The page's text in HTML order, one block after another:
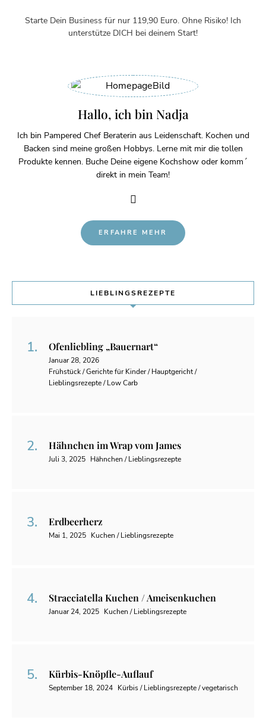
Starte Dein Business für nur 119,90 Euro. Ohne Risiko! Ich
unterstütze DICH bei deinem Start!
Hallo, ich bin Nadja
Ich bin Pampered Chef Beraterin aus Leidenschaft. Kochen und
Backen sind meine großen Hobbys. Lerne mit mir die tollen
Produkte kennen. Buche Deine eigene Kochshow oder komm´
direkt in mein Team!
ERFAHRE MEHR
LIEBLINGSREZEPTE
Ofenliebling „Bauernart“
Januar 28, 2026
Frühstück / Gerichte für Kinder / Hauptgericht /
Lieblingsrezepte / Low Carb
Hähnchen im Wrap vom James
Juli 3, 2025 Hähnchen / Lieblingsrezepte
Erdbeerherz
Mai 1, 2025 Kuchen / Lieblingsrezepte
Stracciatella Kuchen / Ameisenkuchen
Januar 24, 2025 Kuchen / Lieblingsrezepte
Kürbis-Knöpfle-Auflauf
September 18, 2024 Kürbis / Lieblingsrezepte / vegetarisch